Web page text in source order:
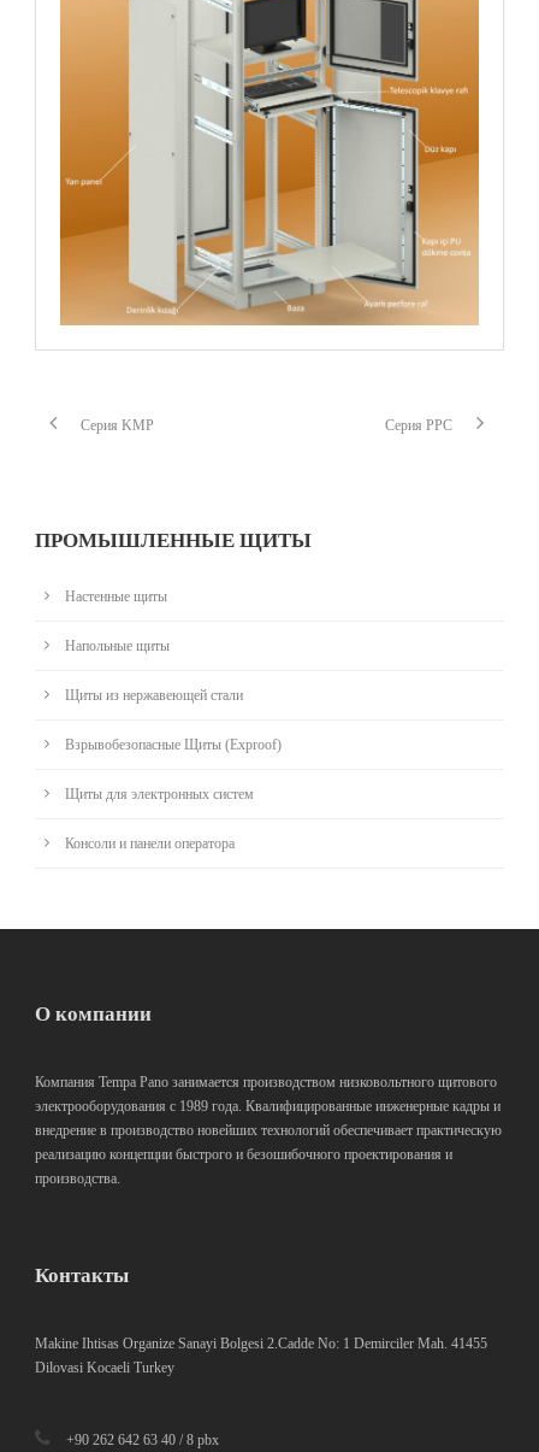
Cерия KMP Cерия PPC
ПРОМЫШЛЕННЫЕ ЩИТЫ
Настенные щиты
Напольные щиты
Щиты из нержавеющей стали
Взрывобезопасные Щиты (Exproof)
Щиты для электронных систем
Консоли и панели оператора
О компании
Компания Tempa Pano занимается производством низковольтного щитового
электрооборудования с 1989 года. Квалифицированные инженерные кадры и
внедрение в производство новейших технологий обеспечивает практическую
реализацию концепции быстрого и безошибочного проектирования и
производства.
Контакты
Makine Ihtisas Organize Sanayi Bolgesi 2.Cadde No: 1 Demirciler Mah. 41455
Dilovasi Kocaeli Turkey
+90 262 642 63 40 / 8 pbx